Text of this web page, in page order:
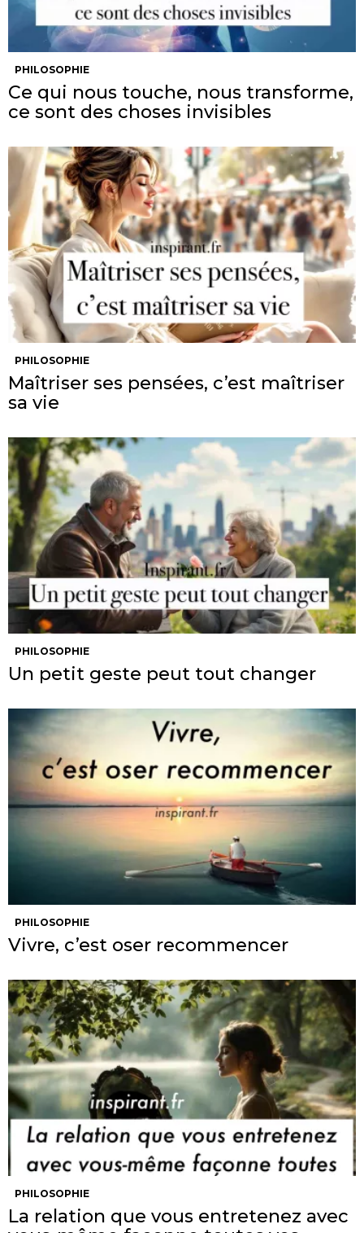
PHILOSOPHIE
Ce qui nous touche, nous transforme,
ce sont des choses invisibles
PHILOSOPHIE
Maîtriser ses pensées, c’est maîtriser
sa vie
PHILOSOPHIE
Un petit geste peut tout changer
PHILOSOPHIE
Vivre, c’est oser recommencer
PHILOSOPHIE
La relation que vous entretenez avec